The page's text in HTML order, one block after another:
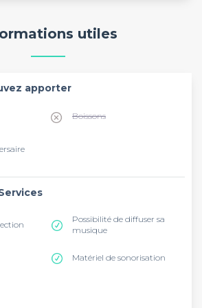
utiles
apporter
Boissons
Possibilité de diffuser sa
musique
Matériel de sonorisation